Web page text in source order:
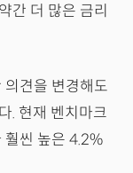
간 더 많은 금리
의견을 변경해도
. 현재 벤치마크
훨씬 높은 4.2%